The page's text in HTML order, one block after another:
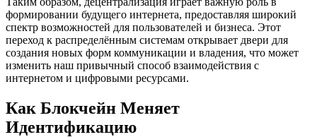
формировании будущего интернета, предоставляя широкий
спектр возможностей для пользователей и бизнеса. Этот
переход к распределённым системам открывает двери для
создания новых форм коммуникации и владения, что может
изменить наш привычный способ взаимодействия с
интернетом и цифровыми ресурсами.
Как Блокчейн Меняет
Идентификацию